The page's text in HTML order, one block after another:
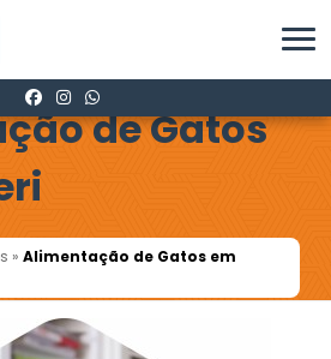
de Gatos
»Alimentação de Gatos em